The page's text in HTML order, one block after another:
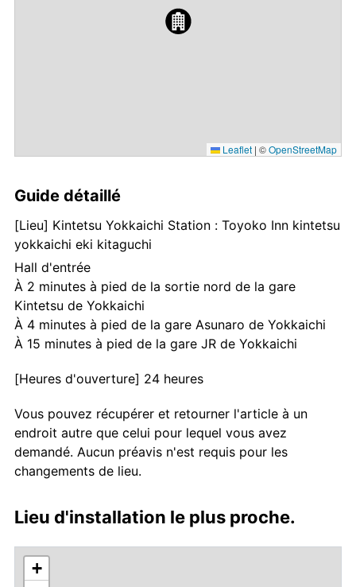
Leaflet | ©OpenStreetMap
Guide détaillé
[Lieu] Kintetsu Yokkaichi Station : Toyoko Inn kintetsu
yokkaichi eki kitaguchi
Hall d'entrée
À 2 minutes à pied de la sortie nord de la gare
Kintetsu de Yokkaichi
À 4 minutes à pied de la gare Asunaro de Yokkaichi
À 15 minutes à pied de la gare JR de Yokkaichi
[Heures d'ouverture] 24 heures
Vous pouvez récupérer et retourner l'article à un
endroit autre que celui pour lequel vous avez
demandé. Aucun préavis n'est requis pour les
changements de lieu.
Lieu d'installation le plus proche.
+